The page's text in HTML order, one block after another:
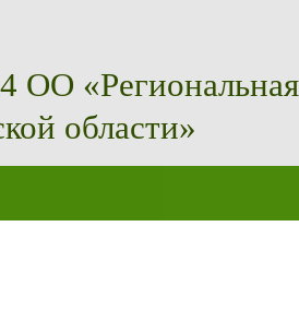
ОО
области»